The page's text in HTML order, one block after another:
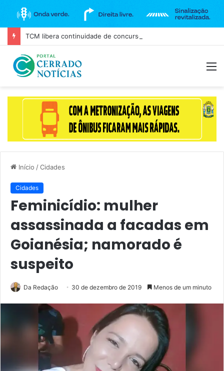
Início /Cidades
Cidades
Feminicídio: mulher
assassinada a facadas em
Goianésia; namorado é
suspeito
Da Redação 30 de dezembro de 2019 Menos de um minuto